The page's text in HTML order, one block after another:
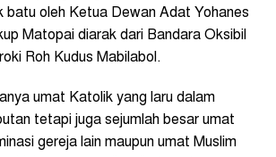
batu oleh Ketua Dewan Adat Yohanes
Matopai diarak dari Bandara Oksibil
Roh Kudus Mabilabol.
umat Katolik yang laru dalam
tetapi juga sejumlah besar umat
gereja lain maupun umat Muslim